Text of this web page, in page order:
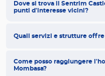
Dove si trova il Sentrim
punti d'interesse vicini?
Quali servizi e strutture
Come posso raggiungere
Mombasa?